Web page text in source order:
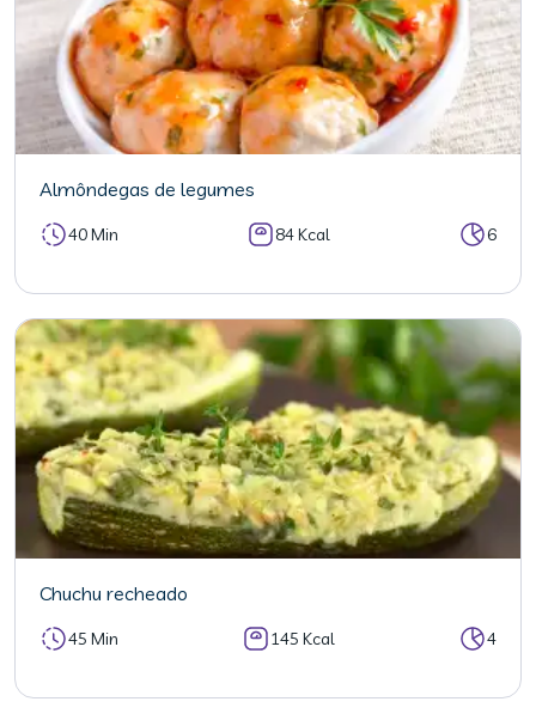
Almôndegas de legumes
40 Min 84 Kcal 6
Chuchu recheado
45 Min 145 Kcal 4